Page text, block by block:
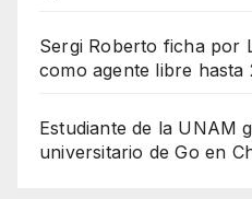
Sergi Roberto ficha por
como agente libre hasta
Estudiante de la UNAM
universitario de Go en